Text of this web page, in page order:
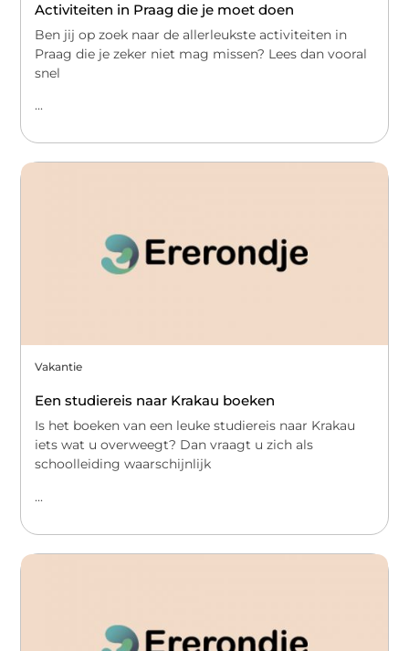
Activiteiten in Praag die je moet doen
Ben jij op zoek naar de allerleukste activiteiten in
Praag die je zeker niet mag missen? Lees dan vooral
snel
...
Vakantie
Een studiereis naar Krakau boeken
Is het boeken van een leuke studiereis naar Krakau
iets wat u overweegt? Dan vraagt u zich als
schoolleiding waarschijnlijk
...